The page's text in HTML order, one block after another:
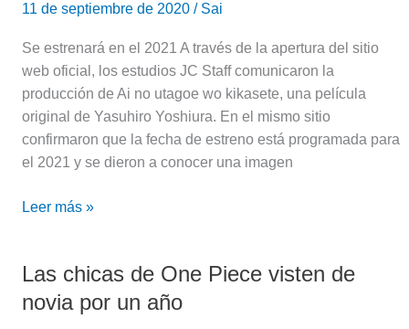
11 de septiembre de 2020 / Sai
Se estrenará en el 2021 A través de la apertura del sitio
web oficial, los estudios JC Staff comunicaron la
producción de Ai no utagoe wo kikasete, una película
original de Yasuhiro Yoshiura. En el mismo sitio
confirmaron que la fecha de estreno está programada para
el 2021 y se dieron a conocer una imagen
NO
KIKASETE
Leer más »
Las chicas de One Piece visten de
novia por un año
Las
chicas